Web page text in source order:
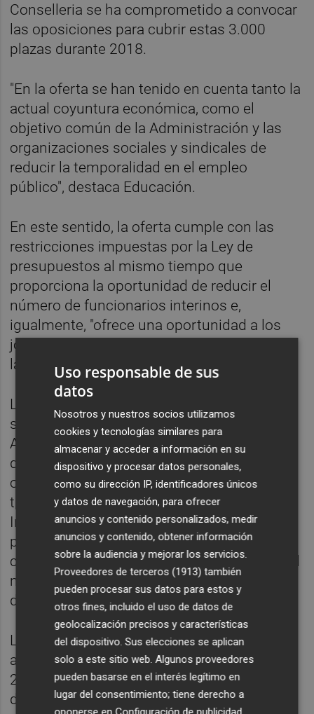
Conselleria se ha comprometido a convocar
las oposiciones para cubrir estas 3.000
plazas durante 2018.
"En la oferta se han tenido en cuenta tanto la
actual coyuntura económica, como el
objetivo común de la Administración y las
organizaciones sociales y sindicales de
reducir la temporalidad en el empleo
público", destaca Educación.
En este sentido, la oferta cumple con las
restricciones impuestas por la Ley de
presupuestos al mismo tiempo que
proporciona la oportunidad de reducir el
número de funcionarios interinos e,
igualmente, "ofrece una oportunidad a los
jóvenes que desean incorporarse al mundo
laboral en el sector educativo".
La instrumentación de las pruebas
selectivas para el ingreso en la
Administración de la Generalitat que se
derivan de las convocatorias objeto de la
oferta de empleo público se realizará a
través de la Conselleria de Educación,
Investigación, Cultura y Deporte. Las
pruebas mencionadas se concretarán en las
convocatorias respectivas de acuerdo con el
número de vacantes y la naturaleza jurídica
de estas.
La realización de las pruebas supondrá un
aumento del gasto en el presupuesto de
2018 de 2.500.000 euros, asociado al coste
de constitución de los tribunales de las
Uso responsable de sus
datos
Nosotros y nuestros socios utilizamos
cookies y tecnologías similares para
almacenar y acceder a información en su
dispositivo y procesar datos personales,
como su dirección IP, identificadores únicos
y datos de navegación, para ofrecer
anuncios y contenido personalizados, medir
anuncios y contenido, obtener información
sobre la audiencia y mejorar los servicios.
Proveedores de terceros (1913) también
pueden procesar sus datos para estos y
otros fines, incluido el uso de datos de
geolocalización precisos y características
del dispositivo. Sus elecciones se aplican
solo a este sitio web. Algunos proveedores
pueden basarse en el interés legítimo en
lugar del consentimiento; tiene derecho a